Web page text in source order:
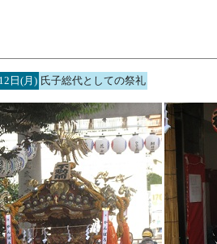
日(月) 氏子総代としての祭礼